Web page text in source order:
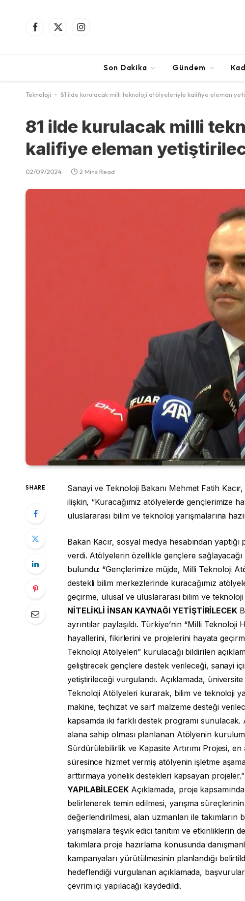
Facebook
X
Instagram
Son Dakika Gündem
Teknoloji - 81 ilde kurulacak milli teknoloji atölyeleriyle kalifiye eleman
81 ilde kurulacak milli
kalifiye eleman
02/09/2024 2 Mins Read
SHARE
Sanayi ve Teknoloji Bakanı Mehmet Fatih
ilişkin, “Kuracağımız atölyelerde gençlerimize
uluslararası bilim ve teknoloji yarışmalarına
Bakan Kacır, sosyal medya hesabından
verdi. Atölyelerin özellikle gençlere
bulundu: “Gençlerimize müjde, Milli Teknoloji
destekli bilim merkezlerinde kuracağımız
geçirme, ulusal ve uluslararası bilim ve
NİTELİKLİ İNSAN KAYNAĞI YETİŞTİRİLECEK
ayrıntılar paylaşıldı. Türkiye’nin “Milli
hayallerini, fikirlerini ve projelerini hayata
Teknoloji Atölyeleri” kurulacağı bildirilen
geliştirecek gençlere destek verileceği, sanayi
yetiştirileceği vurgulandı. Açıklamada,
Teknoloji Atölyeleri kurarak, bilim ve teknoloji
makine, teçhizat ve sarf malzeme desteği
kapsamda iki farklı destek programı
alana sahip olması planlanan Atölyenin
Sürdürülebilirlik ve Kapasite Artırımı Projesi,
süresince hizmet vermiş atölyenin işletme
arttırmaya yönelik destekleri kapsayan projeler.”
YAPILABİLECEKAçıklamada, proje
belirlenerek temin edilmesi, yarışma
değerlendirilmesi, alan uzmanları ile
yarışmalara teşvik edici tanıtım ve etkinliklerin
takımlara proje hazırlama konusunda
kampanyaları yürütülmesinin planlandığı
hedeflendiği vurgulanan açıklamada,
çevrim içi yapılacağı kaydedildi.